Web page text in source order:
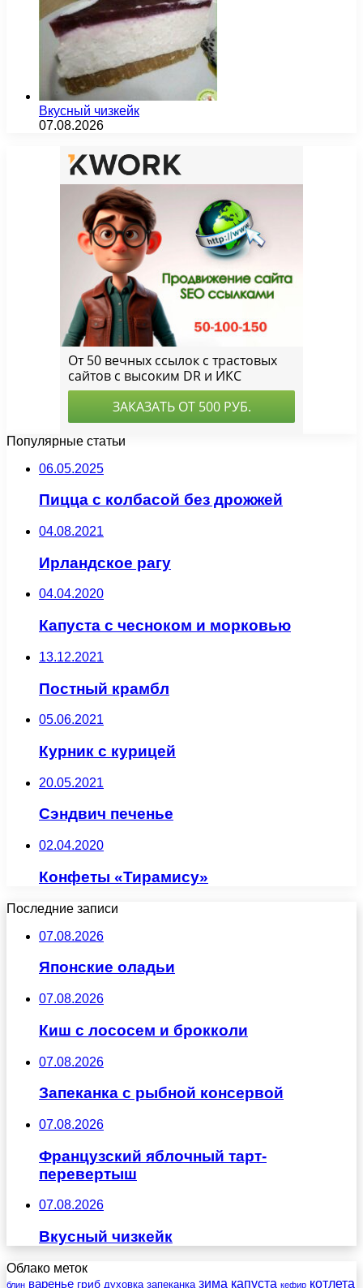
Вкусный чизкейк
07.08.2026
Популярные статьи
06.05.2025
Пицца с колбасой без дрожжей
04.08.2021
Ирландское рагу
04.04.2020
Капуста с чесноком и морковью
13.12.2021
Постный крамбл
05.06.2021
Курник с курицей
20.05.2021
Сэндвич печенье
02.04.2020
Конфеты «Тирамису»
Последние записи
07.08.2026
Японские оладьи
07.08.2026
Киш с лососем и брокколи
07.08.2026
Запеканка с рыбной консервой
07.08.2026
Французский яблочный тарт-
перевертыш
07.08.2026
Вкусный чизкейк
Облако меток
блин варенье гриб духовка запеканка зима капуста кефир котлета